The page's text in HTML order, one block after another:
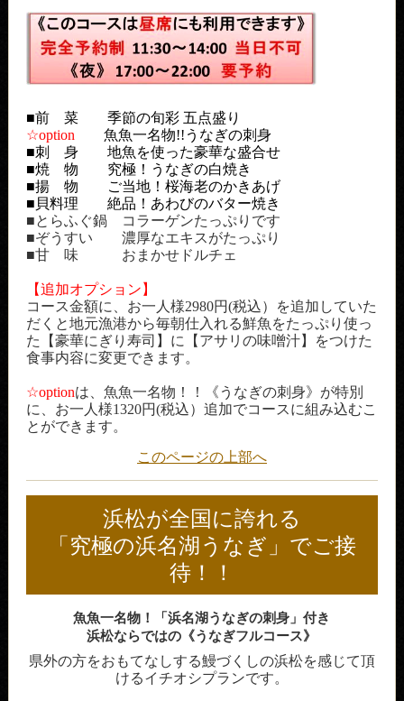
■前 菜 季節の旬彩 五点盛り
☆option 魚魚一名物!!うなぎの刺身
■刺 身 地魚を使った豪華な盛合せ
■焼 物 究極！うなぎの白焼き
■揚 物 ご当地！桜海老のかきあげ
■貝料理 絶品！あわびのバター焼き
■とらふぐ鍋 コラーゲンたっぷりです
■ぞうすい 濃厚なエキスがたっぷり
■甘 味 おまかせドルチェ
【追加オプション】
コース金額に、お一人様2980円(税込）を追加していた
だくと地元漁港から毎朝仕入れる鮮魚をたっぷり使っ
た【豪華にぎり寿司】に【アサリの味噌汁】をつけた
食事内容に変更できます。
☆optionは、魚魚一名物！！《うなぎの刺身》が特別
に、お一人様1320円(税込）追加でコースに組み込むこ
とができます。
このページの上部へ
浜松が全国に誇れる
「究極の浜名湖うなぎ」でご接
待！！
魚魚一名物！「浜名湖うなぎの刺身」付き
浜松ならではの《うなぎフルコース》
県外の方をおもてなしする鰻づくしの浜松を感じて頂
けるイチオシプランです。